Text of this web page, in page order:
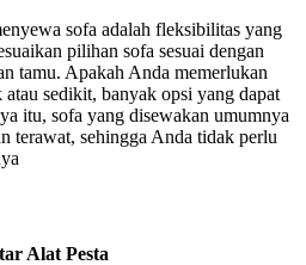
sofa adalah fleksibilitas yang
pilihan sofa sesuai dengan
tamu. Apakah Anda memerlukan
sedikit, banyak opsi yang dapat
itu, sofa yang disewakan umumnya
terawat, sehingga Anda tidak perlu
Alat Pesta